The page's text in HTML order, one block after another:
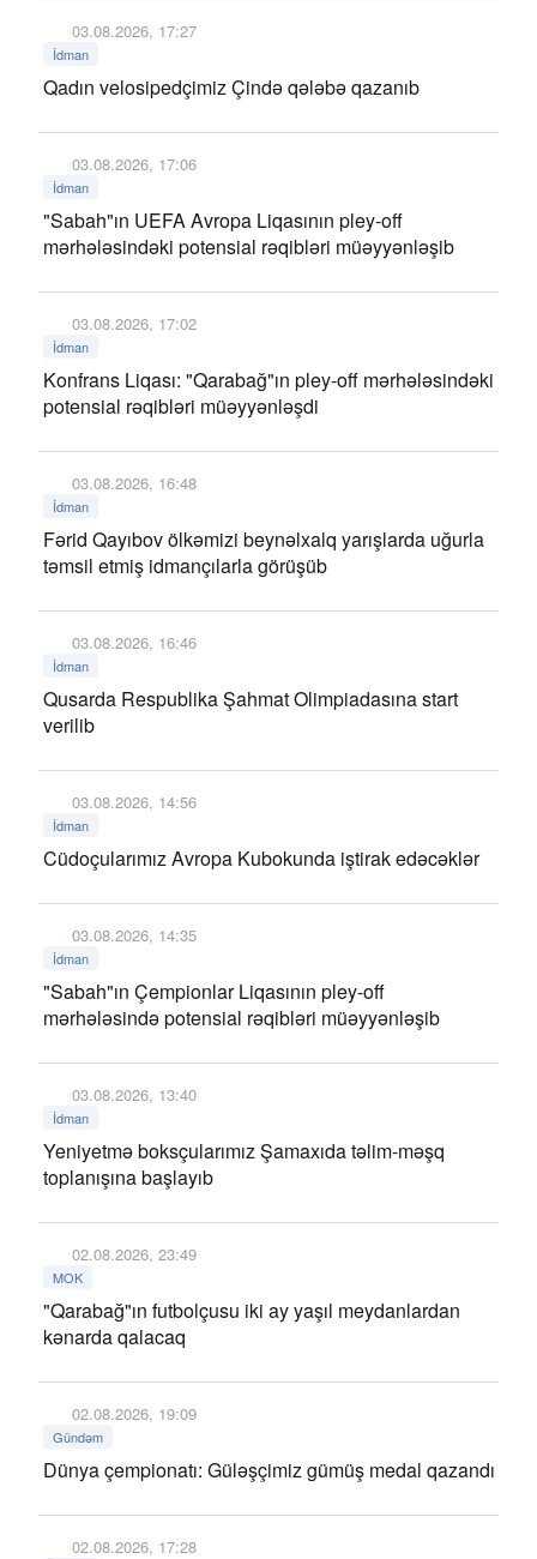
03.08.2026, 17:27
İdman
Qadın velosipedçimiz Çində qələbə qazanıb
03.08.2026, 17:06
İdman
"Sabah"ın UEFA Avropa Liqasının pley-off
mərhələsindəki potensial rəqibləri müəyyənləşib
03.08.2026, 17:02
İdman
Konfrans Liqası: "Qarabağ"ın pley-off mərhələsindəki
potensial rəqibləri müəyyənləşdi
03.08.2026, 16:48
İdman
Fərid Qayıbov ölkəmizi beynəlxalq yarışlarda uğurla
təmsil etmiş idmançılarla görüşüb
03.08.2026, 16:46
İdman
Qusarda Respublika Şahmat Olimpiadasına start
verilib
03.08.2026, 14:56
İdman
Cüdoçularımız Avropa Kubokunda iştirak edəcəklər
03.08.2026, 14:35
İdman
"Sabah"ın Çempionlar Liqasının pley-off
mərhələsində potensial rəqibləri müəyyənləşib
03.08.2026, 13:40
İdman
Yeniyetmə boksçularımız Şamaxıda təlim-məşq
toplanışına başlayıb
02.08.2026, 23:49
MOK
"Qarabağ"ın futbolçusu iki ay yaşıl meydanlardan
kənarda qalacaq
02.08.2026, 19:09
Gündəm
Dünya çempionatı: Güləşçimiz gümüş medal qazandı
02.08.2026, 17:28